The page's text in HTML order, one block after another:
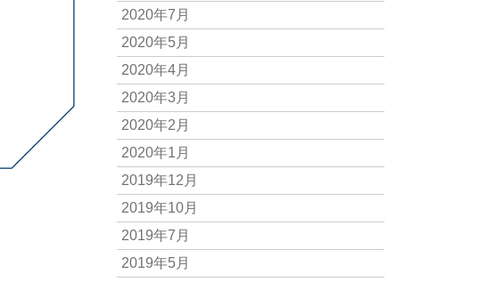
2020年7月
2020年5月
2020年4月
2020年3月
2020年2月
2020年1月
2019年12月
2019年10月
2019年7月
2019年5月